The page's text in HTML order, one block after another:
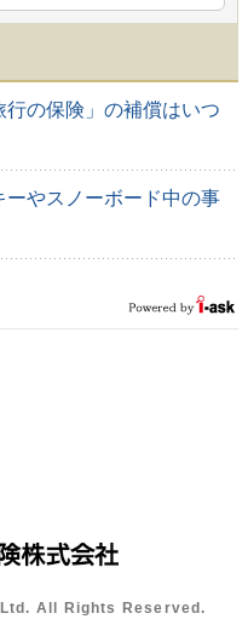
行の保険」の補償はいつ
ーやスノーボード中の事
All Rights Reserved.